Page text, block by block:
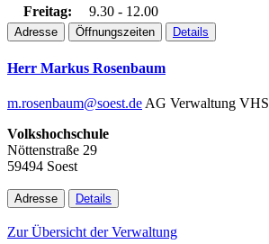
Freitag:
9.30 - 12.00
Adresse Öffnungszeiten Details
Herr Markus Rosenbaum
m.rosenbaum@soest.deAG Verwaltung VHS
Volkshochschule
Nöttenstraße 29
59494 Soest
Adresse Details
Zur Übersicht der Verwaltung